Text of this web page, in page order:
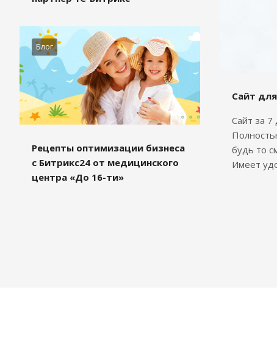
Блог
Рецепты оптимизации бизнеса
с Битрикс24 от медицинского
центра «До 16-ти»
Сайт
Сайт за 7
будь то
Имеет